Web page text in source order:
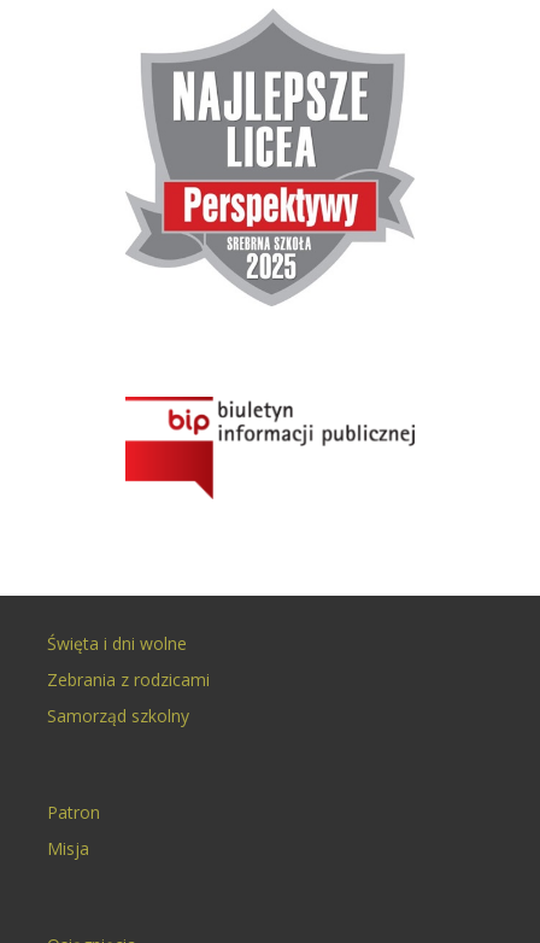
Święta i dni wolne
Zebrania z rodzicami
Samorząd szkolny
Patron
Misja